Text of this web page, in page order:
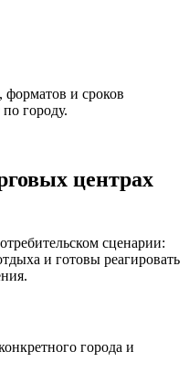
и сроков
городу.
центрах
сценарии:
и готовы реагировать
города и